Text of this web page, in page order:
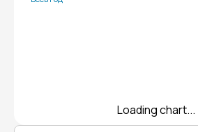
Loading chart...